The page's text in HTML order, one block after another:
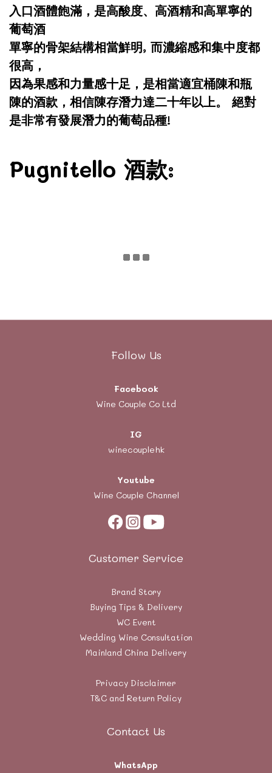
入口酒體飽滿，是高酸度、高酒精和高單寧的
葡萄酒
單寧的骨架結構相當鮮明, 而濃縮感和集中度都
很高，
因為果感和力量感十足，是相當適宜桶陳和瓶
陳的酒款，相信陳存潛力達二十年以上。 絕對
是非常有發展潛力的葡萄品種!
Pugnitello 酒款:
Follow Us
Facebook
Wine Couple Co Ltd
IG
winecouplehk
Youtube
Wine Couple Channel
Customer Service
Brand Story
Buying Tips & Delivery
WC Event
Wedding Wine Consultation
Mainland China Delivery
Privacy Disclaimer
T&C and Return Policy
Contact Us
WhatsApp